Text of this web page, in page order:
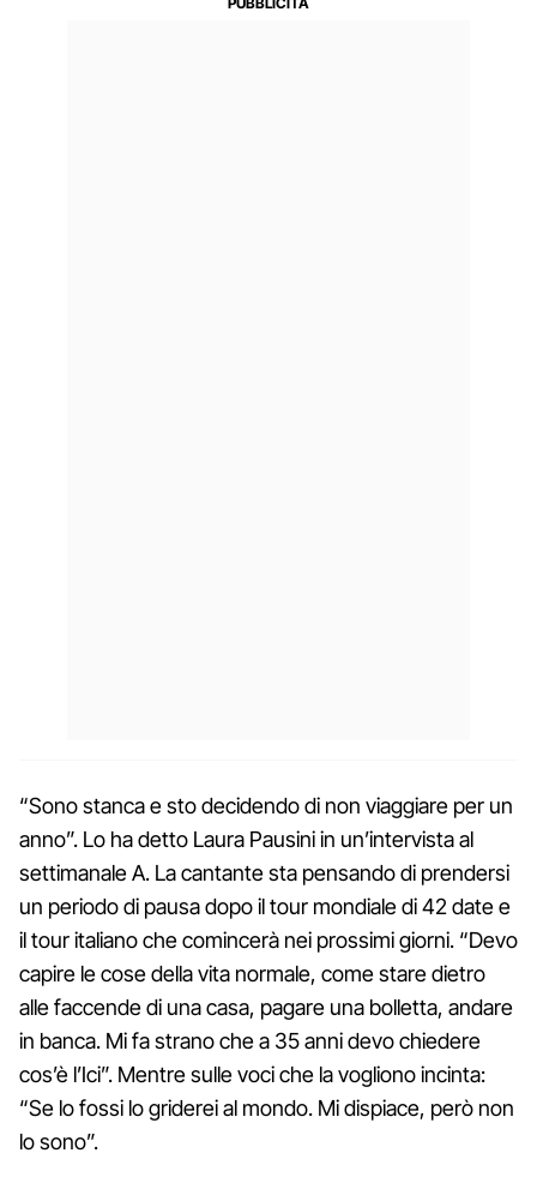
“Sono stanca e sto decidendo di non viaggiare per un
anno”. Lo ha detto Laura Pausini in un’intervista al
settimanale A. La cantante sta pensando di prendersi
un periodo di pausa dopo il tour mondiale di 42 date e
il tour italiano che comincerà nei prossimi giorni. “Devo
capire le cose della vita normale, come stare dietro
alle faccende di una casa, pagare una bolletta, andare
in banca. Mi fa strano che a 35 anni devo chiedere
cos’è l’Ici”. Mentre sulle voci che la vogliono incinta:
“Se lo fossi lo griderei al mondo. Mi dispiace, però non
lo sono”.